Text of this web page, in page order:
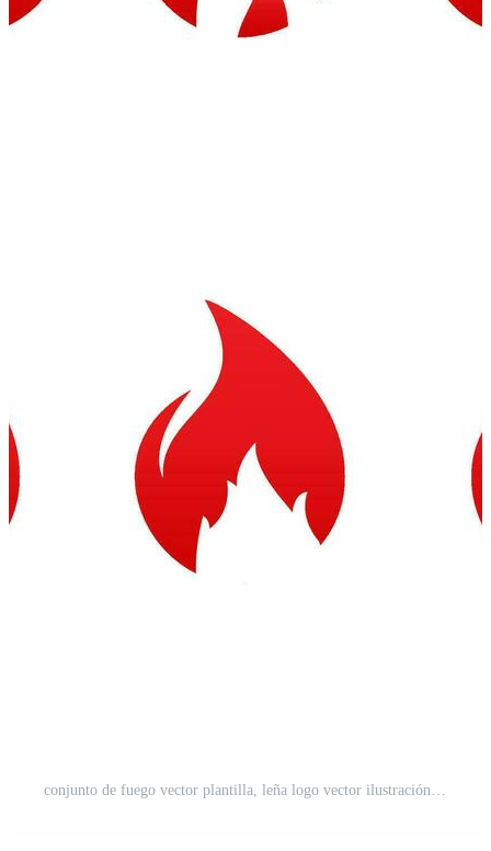
conjunto de fuego vector plantilla, leña logo vector ilustración Vector Gratis y SVG Gratis